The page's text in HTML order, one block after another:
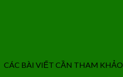
CÁC BÀI VIẾT CẦN THAM KHẢO